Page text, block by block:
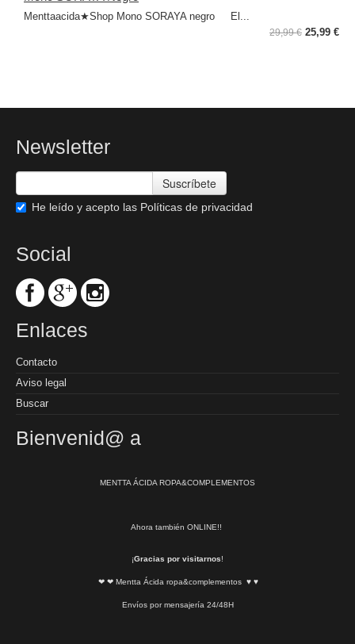
Menttaacida★Shop Mono SORAYA negro El...
29,99 € 25,99 €
Newsletter
Suscríbete
He leído y acepto las Políticas de privacidad
Social
Enlaces
Contacto
Aviso legal
Buscar
Bienvenid@ a
MENTTA ÁCIDA ROPA&COMPLEMENTOS
Ahora también ONLINE!!
¡Gracias por visitarnos!
❤ ❤ Mentta Ácida ropa&complementos ♥ ♥
Envíos por mensajería 24/48H